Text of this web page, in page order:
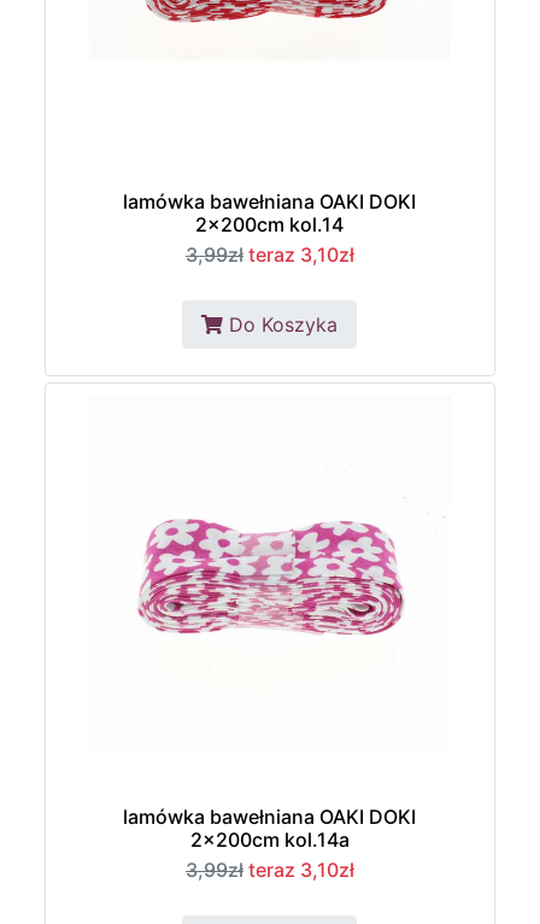
lamówka bawełniana OAKI DOKI
2x200cm kol.14
3,99zł teraz 3,10zł
Do Koszyka
lamówka bawełniana OAKI DOKI
2x200cm kol.14a
3,99zł teraz 3,10zł